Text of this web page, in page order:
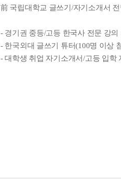
前 국립대학교 글쓰기/자기소개서 전
- 경기권 중등/고등 한국사 전문 강의
- 한국외대 글쓰기 튜터(100명 이상
- 대학생 취업 자기소개서/고등 입학